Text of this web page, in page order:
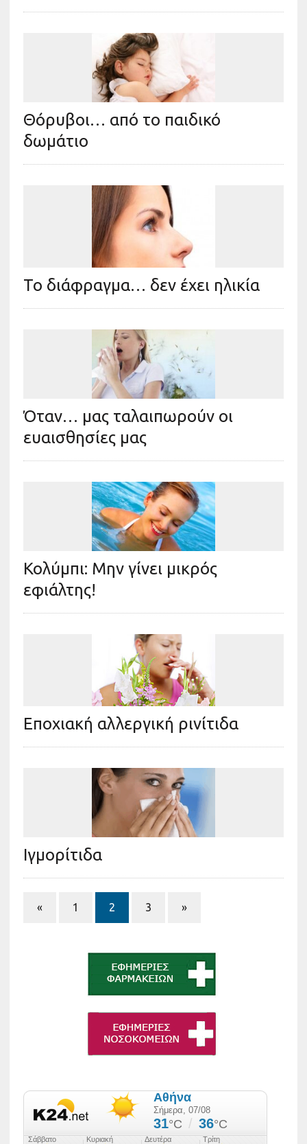
Θόρυβοι… από το παιδικό
δωμάτιο
Το διάφραγμα… δεν έχει ηλικία
Όταν… μας ταλαιπωρούν οι
ευαισθησίες μας
Κολύμπι: Μην γίνει μικρός
εφιάλτης!
Εποχιακή αλλεργική ρινίτιδα
Ιγμορίτιδα
« 1 2 3 »